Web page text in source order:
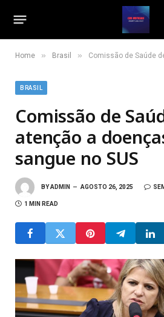
Home » Brasil » Comissão de Saúde debate
BRASIL
Comissão de
atenção a
sangue no SUS
BYADMIN AGOSTO 26, 2025
1 MIN READ